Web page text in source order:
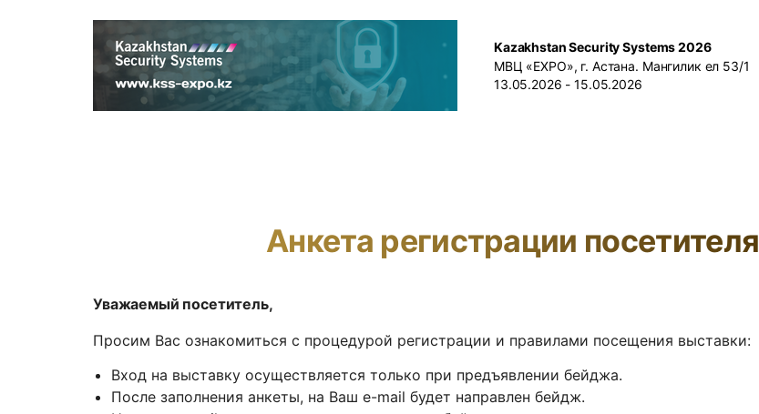
Kazakhstan Security Systems 2026
МВЦ «EXPO», г. Астана. Мангилик ел 53/1
13.05.2026 - 15.05.2026
Анкета регистрации посетителя
Уважаемый посетитель,
Просим Вас ознакомиться с процедурой регистрации и правилами посещения выставки:
Вход на выставку осуществляется только при предъявлении бейджа.
После заполнения анкеты, на Ваш e-mail будет направлен бейдж.